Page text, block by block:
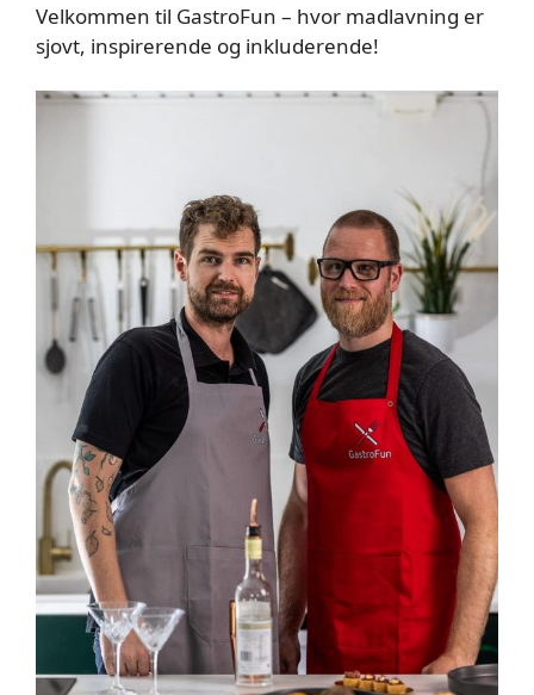
Velkommen til GastroFun – hvor madlavning er
sjovt, inspirerende og inkluderende!